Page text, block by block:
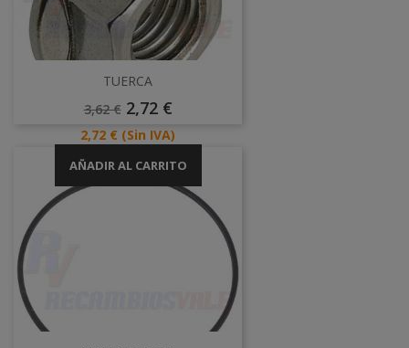
TUERCA
Precio
3,62 € Precio
2,72 €
Precio
2,72 € (Sin IVA)
AÑADIR AL CARRITO